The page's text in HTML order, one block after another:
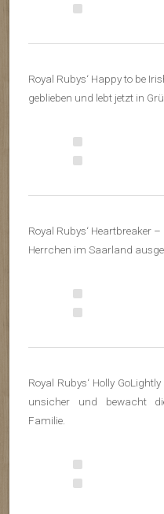
Royal Rubys‘ Happy to be
geblieben und lebt jetzt in
Royal Rubys‘ Heartbreaker
Herrchen im Saarland
Royal Rubys‘ Holly
unsicher und bewacht
Familie.